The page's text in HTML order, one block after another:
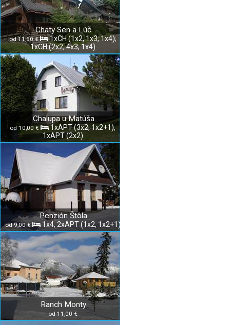
Chaty Sen a Lúč
od 11,50 €
1xCH (1x2, 1x3, 1x4);
1xCH (2x2, 4x3, 1x4)
Chalupa u Matúša
od 10,00 €
1xAPT (3x2, 1x2+1),
1xAPT (2x2)
Penzión Štôla
od 9,00 € 1x4, 2xAPT (1x2, 1x2+1)
Ranch Monty
od 11,00 €